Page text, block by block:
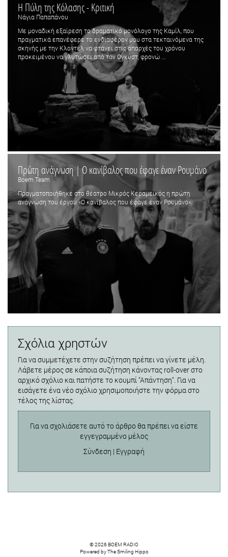
Η Πύλη της Κόλασης - Κριτική
Νάγια Παπαπάνου
Με μοναδική εξαίρεση το δραματικό μονόλογο της Καμίλ, που
πραγματικά επανέφερε το ενδιαφέρον μου στα τεκταινόμενα της
σκηνής με την Κλοντέλ να φτάνει στις απαρχές του χρόνου
προκειμένου να γλυτώσει από τον Ογκύστ, φρονώ ...
Πρώτη ανάγνωση | Ο κανίβαλος που έφαγε έναν Ρουμάνο
Boem Team
Πραγματοποιήθηκε στο θέατρο Μικρός Κεραμεικός η πρώτη
ανάγνωση του έργου «Ο κανίβαλος που έφαγε έναν Ρουμάνο».
Σχόλια χρηστών
Για να συμμετέχετε στην συζήτηση πρέπει να γίνετε μέλη.
Λάβετε μέρος σε κάποια συζήτηση κάνοντας roll-over στο
αρχικό σχόλιο και πατήστε το κουμπί "Απάντηση". Για να
εισάγετε ένα νέο σχόλιο χρησιμοποιήστε την φόρμα στο
τέλος της λίστας.
Για να σχολιάσετε αυτό το άρθρο θα πρέπει να είστε
εγγεγραμμένο μέλος
Σύνδεση | Εγγραφή
© 2026 BOEM RADIO
Powered byThe Smiling Hippo